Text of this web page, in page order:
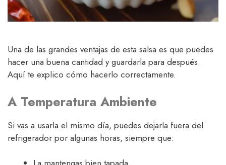
Una de las grandes ventajas de esta salsa es que puedes
hacer una buena cantidad y guardarla para después.
Aquí te explico cómo hacerlo correctamente.
A Temperatura Ambiente
Si vas a usarla el mismo día, puedes dejarla fuera del
refrigerador por algunas horas, siempre que: